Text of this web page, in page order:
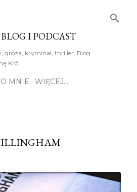
BLOG I PODCAST
groza, kryminał, thriller. Blog
Król.
O MNIE WIĘCEJ…